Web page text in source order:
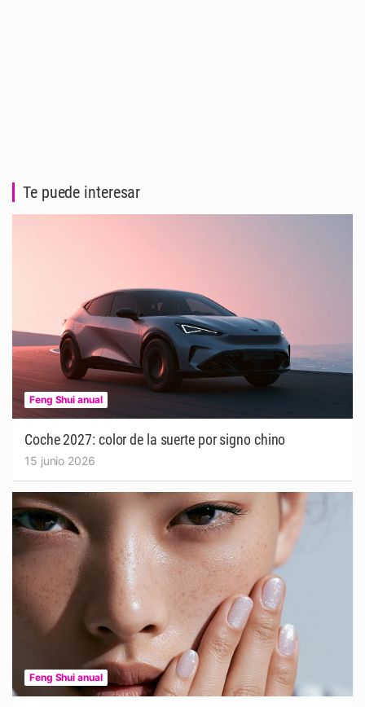
Te puede interesar
Feng Shui anual
Coche 2027: color de la suerte por signo chino
15 junio 2026
Feng Shui anual